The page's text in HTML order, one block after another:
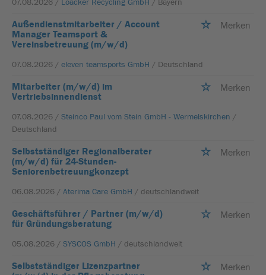
07.08.2026 / Loacker Recycling GmbH / Bayern
Außendienstmitarbeiter / Account
Manager Teamsport &
Vereinsbetreuung (m/w/d)
Merken
07.08.2026 / eleven teamsports GmbH / Deutschland
Mitarbeiter (m/w/d) im
Vertriebsinnendienst
Merken
07.08.2026 / Steinco Paul vom Stein GmbH - Wermelskirchen /
Deutschland
Selbstständiger Regionalberater
(m/w/d) für 24-Stunden-
Seniorenbetreuungkonzept
Merken
06.08.2026 / Aterima Care GmbH / deutschlandweit
Geschäftsführer / Partner (m/w/d)
für Gründungsberatung
Merken
05.08.2026 / SYSCOS GmbH / deutschlandweit
Selbstständiger Lizenzpartner
Merken